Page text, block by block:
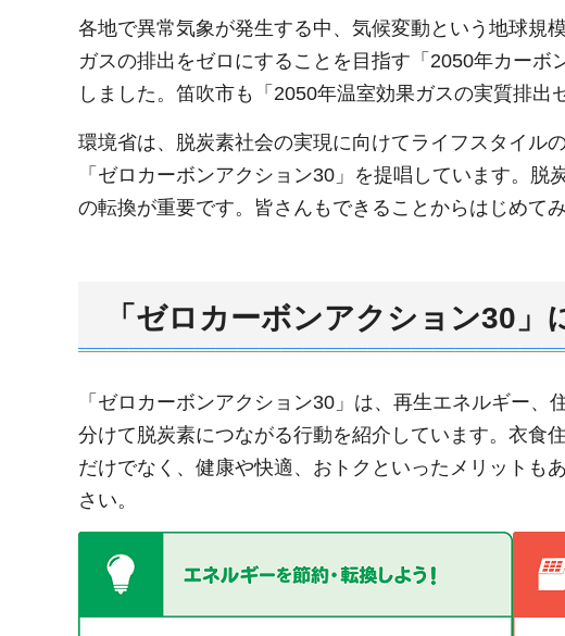
各地で異常気象が発生する中、気候変動という地球規
ガスの排出をゼロにすることを目指す「2050年カー
しました。笛吹市も「2050年温室効果ガスの実質排出
環境省は、脱炭素社会の実現に向けてライフスタイル
「ゼロカーボンアクション30」を提唱しています。
の転換が重要です。皆さんもできることからはじめてみ
「ゼロカーボンアクション30」
「ゼロカーボンアクション30」は、再生エネルギー
分けて脱炭素につながる行動を紹介しています。衣食
だけでなく、健康や快適、おトクといったメリットも
さい。